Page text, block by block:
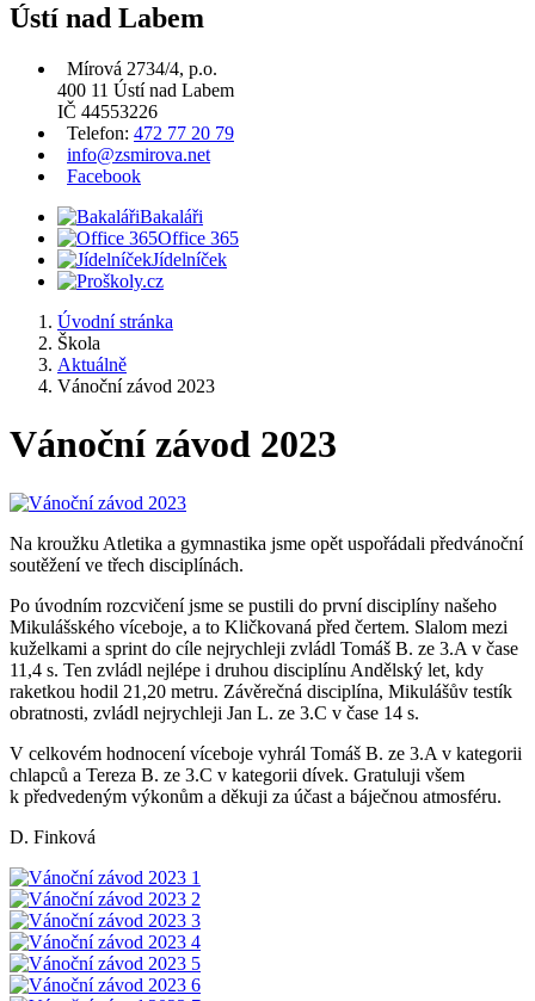
Ústí nad Labem
Mírová 2734/4, p.o.
400 11 Ústí nad Labem
IČ 44553226
Telefon: 472 77 20 79
info@zsmirova.net
Facebook
Bakaláři
Office 365
Jídelníček
Úvodní stránka
Škola
Aktuálně
Vánoční závod 2023
Vánoční závod 2023
Na kroužku Atletika a gymnastika jsme opět uspořádali předvánoční
soutěžení ve třech disciplínách.
Po úvodním rozcvičení jsme se pustili do první disciplíny našeho
Mikulášského víceboje, a to Kličkovaná před čertem. Slalom mezi
kuželkami a sprint do cíle nejrychleji zvládl Tomáš B. ze 3.A v čase
11,4 s. Ten zvládl nejlépe i druhou disciplínu Andělský let, kdy
raketkou hodil 21,20 metru. Závěrečná disciplína, Mikulášův testík
obratnosti, zvládl nejrychleji Jan L. ze 3.C v čase 14 s.
V celkovém hodnocení víceboje vyhrál Tomáš B. ze 3.A v kategorii
chlapců a Tereza B. ze 3.C v kategorii dívek. Gratuluji všem
k předvedeným výkonům a děkuji za účast a báječnou atmosféru.
D. Finková